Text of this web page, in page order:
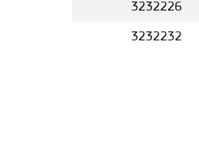
3232226
3232232